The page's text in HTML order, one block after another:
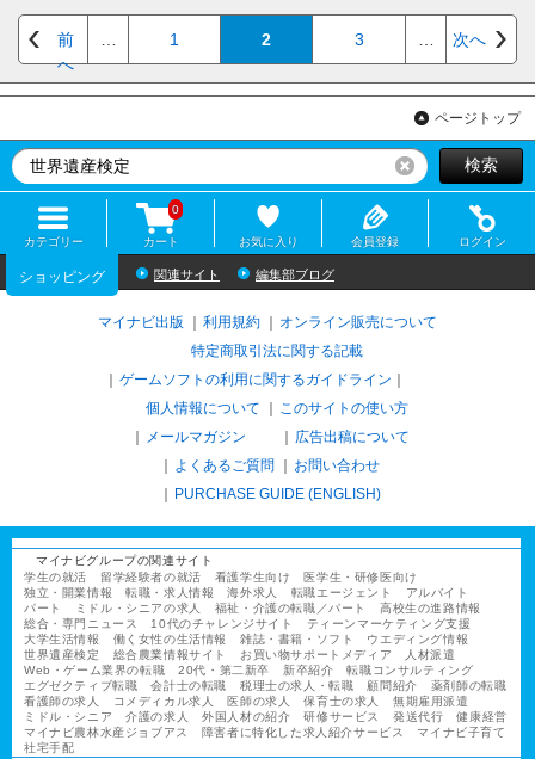
前
へ
1 2 3 次へ
ページトップ
リセット検索
カテゴリー カート
0
お気に入り 会員登録 ログイン
ショッピング 関連サイト 編集部ブログ
マイナビ出版 利用規約
オンライン販売について
特定商取引法に関する記載
ゲームソフトの利用に関するガイドライン
個人情報について
このサイトの使い方
メールマガジン
広告出稿について
よくあるご質問
お問い合わせ
PURCHASE GUIDE (ENGLISH)
マイナビグループの関連サイト
学生の就活
留学経験者の就活 看護学生向け
医学生・研修医向け
独立・開業情報
転職・求人情報 海外求人 転職エージェント
アルバイト
パート
ミドル・シニアの求人 福祉・介護の転職／パート
高校生の進路情報
総合・専門ニュース
10代のチャレンジサイト
ティーンマーケティング支援
大学生活情報
働く女性の生活情報 雑誌・書籍・ソフト
ウエディング情報
世界遺産検定
総合農業情報サイト お買い物サポートメディア
人材派遣
Web・ゲーム業界の転職
20代・第二新卒 新卒紹介
転職コンサルティング
エグゼクティブ転職
会計士の転職 税理士の求人・転職 顧問紹介
薬剤師の転職
看護師の求人
コメディカル求人 医師の求人 保育士の求人
無期雇用派遣
ミドル・シニア
介護の求人 外国人材の紹介 研修サービス 発送代行
健康経営
マイナビ農林水産ジョブアス
障害者に特化した求人紹介サービス
マイナビ子育て
社宅手配